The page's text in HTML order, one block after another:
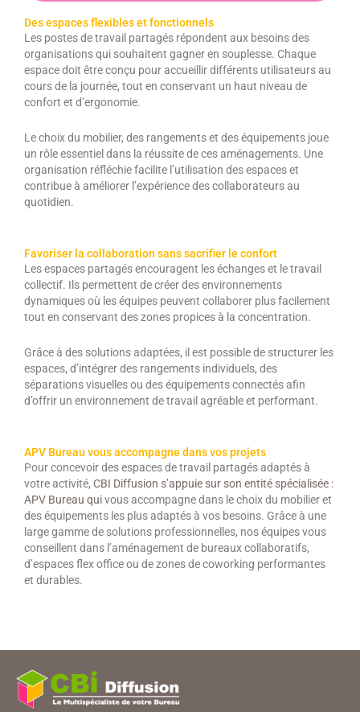
Des espaces flexibles et fonctionnels
Les postes de travail partagés répondent aux besoins des
organisations qui souhaitent gagner en souplesse. Chaque
espace doit être conçu pour accueillir différents utilisateurs au
cours de la journée, tout en conservant un haut niveau de
confort et d’ergonomie.
Le choix du mobilier, des rangements et des équipements joue
un rôle essentiel dans la réussite de ces aménagements. Une
organisation réfléchie facilite l’utilisation des espaces et
contribue à améliorer l’expérience des collaborateurs au
quotidien.
Favoriser la collaboration sans sacrifier le confort
Les espaces partagés encouragent les échanges et le travail
collectif. Ils permettent de créer des environnements
dynamiques où les équipes peuvent collaborer plus facilement
tout en conservant des zones propices à la concentration.
Grâce à des solutions adaptées, il est possible de structurer les
espaces, d’intégrer des rangements individuels, des
séparations visuelles ou des équipements connectés afin
d’offrir un environnement de travail agréable et performant.
APV Bureau vous accompagne dans vos projets
Pour concevoir des espaces de travail partagés adaptés à
votre activité, CBI Diffusion s’appuie sur son entité spécialisée :
APV Bureau quivous accompagne dans le choix du mobilier et
des équipements les plus adaptés à vos besoins. Grâce à une
large gamme de solutions professionnelles, nos équipes vous
conseillent dans l’aménagement de bureaux collaboratifs,
d’espaces flex office ou de zones de coworking performantes
et durables.